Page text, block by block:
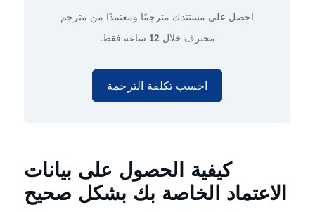
احصل على مستندك مترجمًا ومعتمدًا من مترجم
محترف خلال 12 ساعة فقط.
احسب تكلفة الترجمة
كيفية الحصول على بيانات
الاعتماد الخاصة بك بشكل صحيح